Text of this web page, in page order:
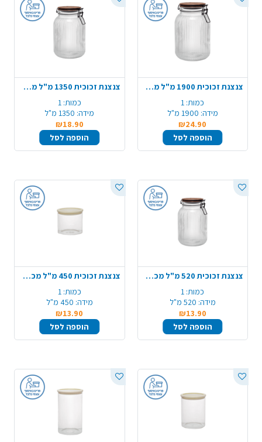
צנצנת זכוכית 1900 מ"ל מכסה עץ סגירת ואקום
כמות: 1
מידה: 1900 מ"ל
₪24.90
הוספה לסל
צנצנת זכוכית 1350 מ"ל מכסה עץ סגירת ואקום
כמות: 1
מידה: 1350 מ"ל
₪18.90
הוספה לסל
צנצנת זכוכית 520 מ"ל מכסה עץ סגירת ואקום
כמות: 1
מידה: 520 מ"ל
₪13.90
הוספה לסל
צנצנת זכוכית 450 מ"ל מכסה זכוכית
כמות: 1
מידה: 450 מ"ל
₪13.90
הוספה לסל